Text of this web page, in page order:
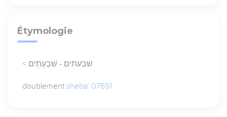
Étymologie
< שבעתים - שִׁבְעָתַיִם
doublement sheba` 07651